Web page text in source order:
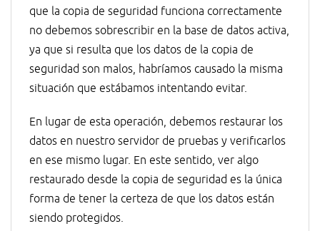
que la copia de seguridad funciona correctamente
no debemos sobrescribir en la base de datos activa,
ya que si resulta que los datos de la copia de
seguridad son malos, habríamos causado la misma
situación que estábamos intentando evitar.
En lugar de esta operación, debemos restaurar los
datos en nuestro servidor de pruebas y verificarlos
en ese mismo lugar. En este sentido, ver algo
restaurado desde la copia de seguridad es la única
forma de tener la certeza de que los datos están
siendo protegidos.